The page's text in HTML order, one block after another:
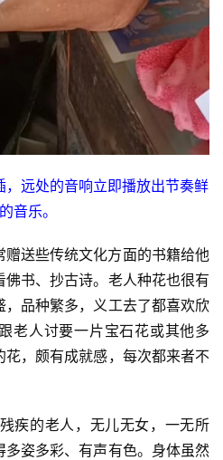
，远处的音响立即播放出节奏鲜
音乐。
送些传统文化方面的书籍给他
书、抄古诗。老人种花也很有
品种繁多，义工去了都喜欢欣
老人讨要一片宝石花或其他多
，颇有成就感，每次都来者不
疾的老人，无儿无女，一无所
姿多彩、有声有色。身体虽然